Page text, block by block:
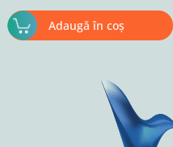
Adaugă în coș